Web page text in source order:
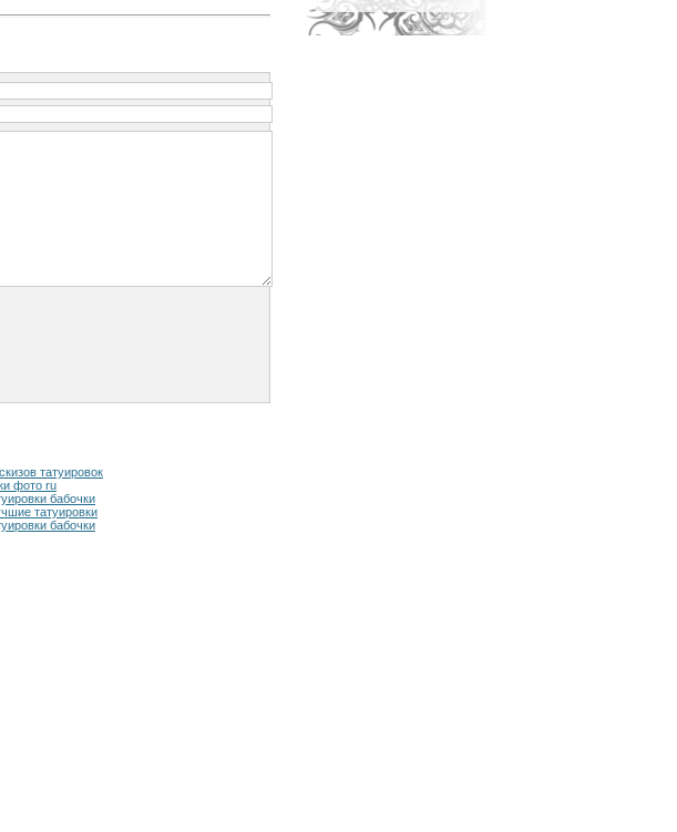
татуировок
фото ru
бабочки
татуировки
бабочки